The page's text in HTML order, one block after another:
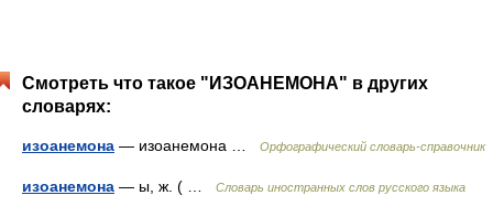
Смотреть что такое "ИЗОАНЕМОНА" в других
словарях:
изоанемона — изоанемона … Орфографический словарь-справочник
изоанемона — ы, ж. ( … Словарь иностранных слов русского языка